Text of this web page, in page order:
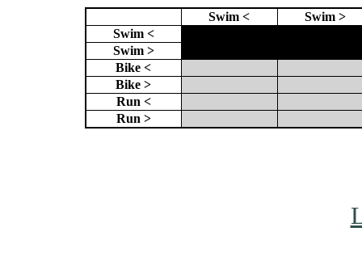
Swim <
Swim >
Swim <
Swim >
Bike <
Bike >
Run <
Run >